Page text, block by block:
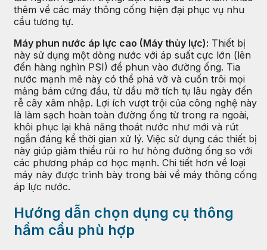
thêm về các máy thông cống hiện đại phục vụ nhu
cầu tương tự.
Máy phun nước áp lực cao (Máy thủy lực): Thiết bị
này sử dụng một dòng nước với áp suất cực lớn (lên
đến hàng nghìn PSI) để phun vào đường ống. Tia
nước mạnh mẽ này có thể phá vỡ và cuốn trôi mọi
mảng bám cứng đầu, từ dầu mỡ tích tụ lâu ngày đến
rễ cây xâm nhập. Lợi ích vượt trội của công nghệ này
là làm sạch hoàn toàn đường ống từ trong ra ngoài,
khôi phục lại khả năng thoát nước như mới và rút
ngắn đáng kể thời gian xử lý. Việc sử dụng các thiết bị
này giúp giảm thiểu rủi ro hư hỏng đường ống so với
các phương pháp cơ học mạnh. Chi tiết hơn về loại
máy này được trình bày trong bài về máy thông cống
áp lực nước.
Hướng dẫn chọn dụng cụ thông
hầm cầu phù hợp